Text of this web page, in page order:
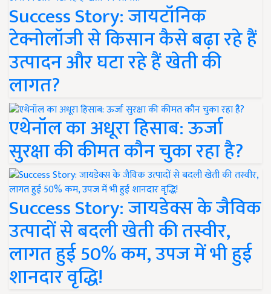
Success Story: जायटॉनिक
टेक्नोलॉजी से किसान कैसे बढ़ा रहे हैं
उत्पादन और घटा रहे हैं खेती की
लागत?
एथेनॉल का अधूरा हिसाब: ऊर्जा
सुरक्षा की कीमत कौन चुका रहा है?
Success Story: जायडेक्स के जैविक
उत्पादों से बदली खेती की तस्वीर,
लागत हुई 50% कम, उपज में भी हुई
शानदार वृद्धि!